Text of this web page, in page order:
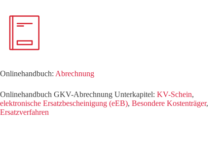
Onlinehandbuch: Abrechnung
Onlinehandbuch GKV-Abrechnung Unterkapitel: KV-Schein,
elektronische Ersatzbescheinigung (eEB), Besondere Kostenträger,
Ersatzverfahren